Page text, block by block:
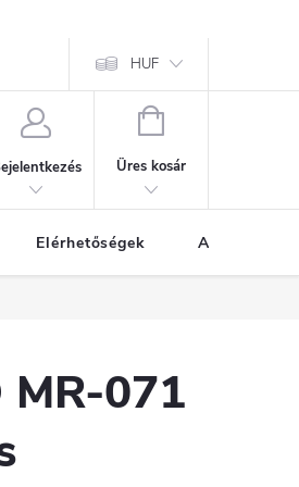
HUF
KOSÁR
Üres kosár
Elérhetőségek A vásárlás
MR-071